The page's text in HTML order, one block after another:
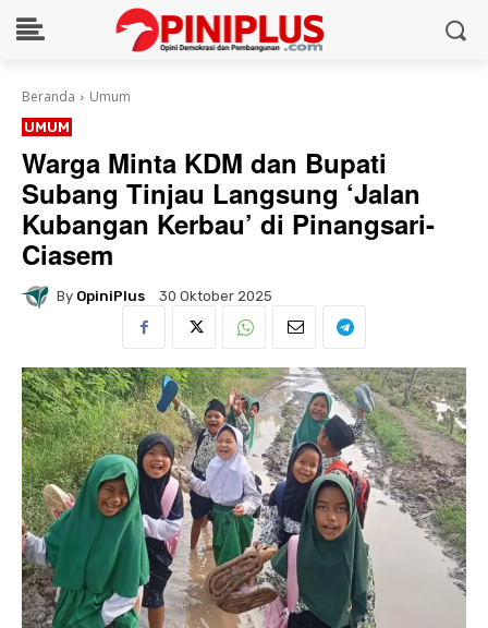
Beranda Umum
UMUM
Warga Minta KDM dan Bupati
Subang Tinjau Langsung ‘Jalan
Kubangan Kerbau’ di Pinangsari-
Ciasem
By OpiniPlus 30 Oktober 2025